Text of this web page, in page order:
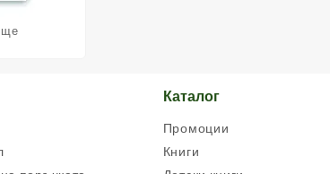
Каталог
Промоции
Книги